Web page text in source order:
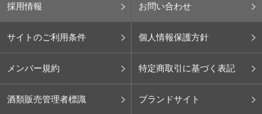
採用情報 お問い合わせ
サイトのご利用条件 個人情報保護方針
メンバー規約 特定商取引に基づく表記
酒類販売管理者標識 ブランドサイト